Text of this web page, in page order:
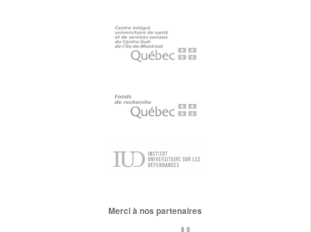
Merci à nos partenaires